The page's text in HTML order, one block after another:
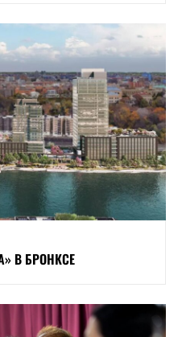
В БРОНКСЕ